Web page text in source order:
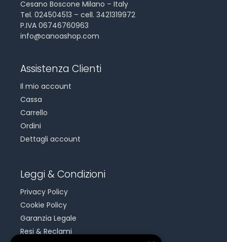
Cesano Boscone Milano – Italy
Tel. 024504513 – cell. 3421319972
P.IVA 06746760963
info@canoashop.com
Assistenza Clienti
Il mio account
Cassa
Carrello
Ordini
Dettagli account
Leggi & Condizioni
Privacy Policy
Cookie Policy
Garanzia Legale
Resi & Reclami